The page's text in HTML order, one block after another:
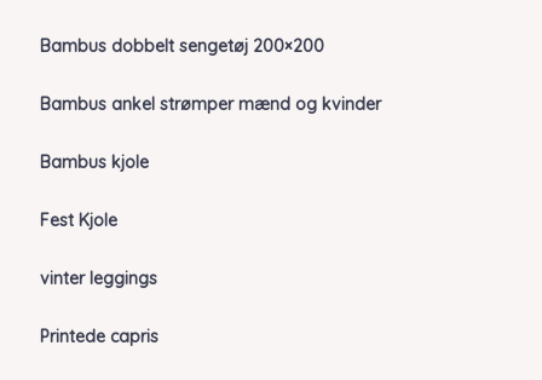
Bambus dobbelt sengetøj 200×200
Bambus ankel strømper mænd og kvinder
Bambus kjole
Fest Kjole
vinter leggings
Printede capris